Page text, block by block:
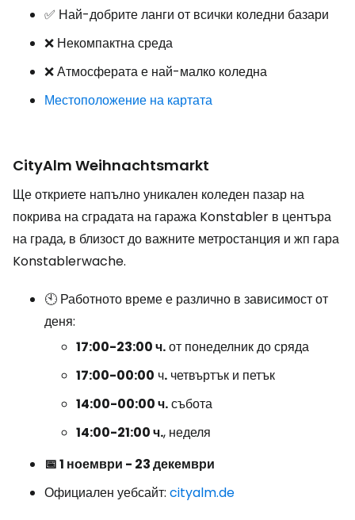
✅ Най-добрите ланги от всички коледни базари
❌ Некомпактна среда
❌ Атмосферата е най-малко коледна
Местоположение на картата
CityAlm Weihnachtsmarkt
Ще откриете напълно уникален коледен пазар на
покрива на сградата на гаража Konstabler в центъра
на града, в близост до важните метростанция и жп гара
Konstablerwache.
🕙 Работното време е различно в зависимост от
деня:
17:00-23:00 ч.от понеделник до сряда
17:00-00:00 ч. четвъртък и петък
14:00-00:00 ч.събота
14:00-21:00 ч., неделя
📅 1 ноември - 23 декември
Официален уебсайт: cityalm.de